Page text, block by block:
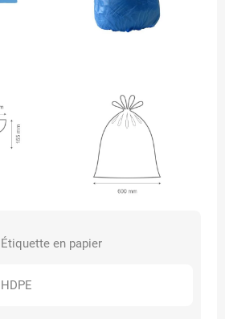
Étiquette en papier
HDPE